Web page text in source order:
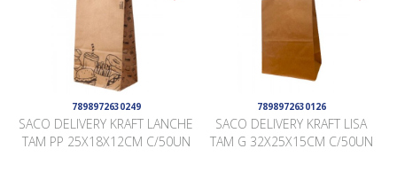
7898972630249
SACO DELIVERY KRAFT LANCHE
TAM PP 25X18X12CM C/50UN
7898972630126
SACO DELIVERY KRAFT LISA
TAM G 32X25X15CM C/50UN